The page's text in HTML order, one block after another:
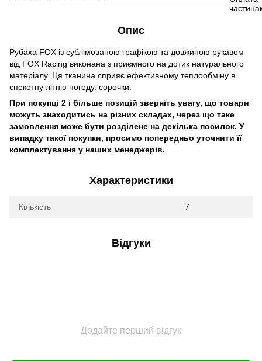
Опис
Рубаха FOX із сублімованою графікою та довжиною рукавом
від FOX Racing виконана з приємного на дотик натурального
матеріалу. Ця тканина сприяє ефективному теплообміну в
спекотну літню погоду. сорочки.
При покупці 2 і більше позицій зверніть увагу, що товари
можуть знаходитись на різних складах, через що таке
замовлення може бути розділене на декілька посилок. У
випадку такої покупки, просимо попередньо уточнити її
комплектування у наших менеджерів.
Характеристики
Кількість 7
Відгуки
Додайте перший відгук